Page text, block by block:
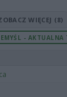
WIĘCEJ (8)
- AKTUALNA